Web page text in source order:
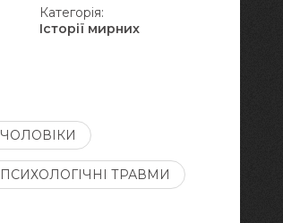
Категорія:
Історії мирних
ЧОЛОВІКИ
ПСИХОЛОГІЧНІ ТРАВМИ